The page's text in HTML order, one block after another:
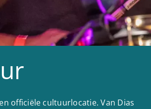
officiële cultuurlocatie. Van Dias